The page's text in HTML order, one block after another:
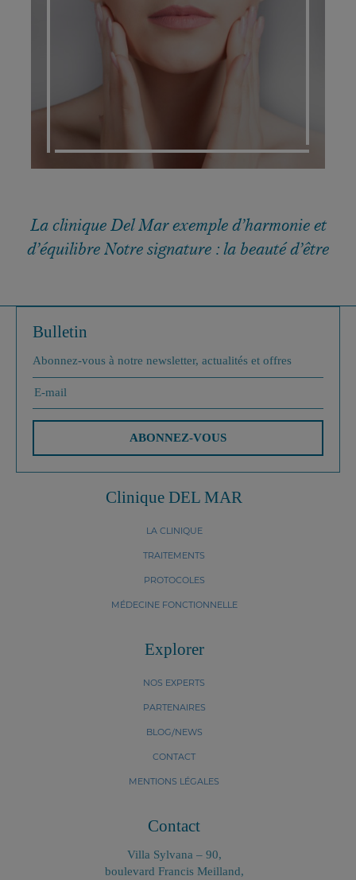
PRISE EN CHARGE DES CICATRICES
La clinique Del Mar exemple d’harmonie et
d’équilibre Notre signature : la beauté d’être
Clinique DEL MAR
LA CLINIQUE
TRAITEMENTS
PROTOCOLES
MÉDECINE FONCTIONNELLE
Explorer
NOS EXPERTS
PARTENAIRES
BLOG/NEWS
CONTACT
MENTIONS LÉGALES
Contact
Villa Sylvana – 90,
boulevard Francis Meilland,
Bulletin
Abonnez-vous à notre newsletter, actualités et offres
ABONNEZ-VOUS